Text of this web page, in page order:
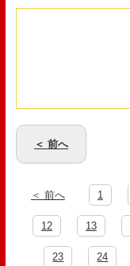
＜ 前へ
＜ 前へ 1
12 13
23 24